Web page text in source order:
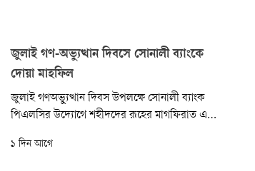
জুলাই গণ-অভ্যুত্থান দিবসে সোনালী ব্যাংকে
দোয়া মাহফিল
জুলাই গণঅভ্যুত্থান দিবস উপলক্ষে সোনালী ব্যাংক
পিএলসির উদ্যোগে শহীদদের রূহের মাগফিরাত এবং
হয়েছে। আজ বৃহস্পতিবার বাদ জোহর ব্যাংকের প্রধান
১ দিন আগে